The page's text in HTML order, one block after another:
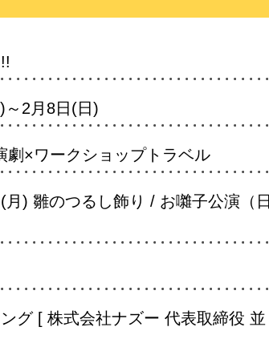
～2月8日(日)
劇×ワークショップトラベル
) 雛のつるし飾り / お囃子公演（日
グ [ 株式会社ナズー 代表取締役 並